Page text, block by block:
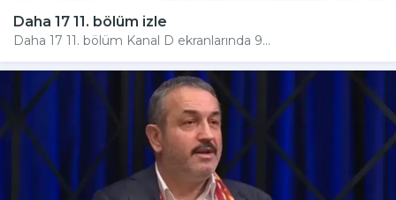
Daha 17 11. bölüm izle
Daha 17 11. bölüm Kanal D ekranlarında 9...